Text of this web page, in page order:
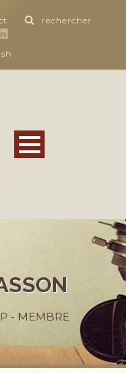
rechercher
- MEMBRE